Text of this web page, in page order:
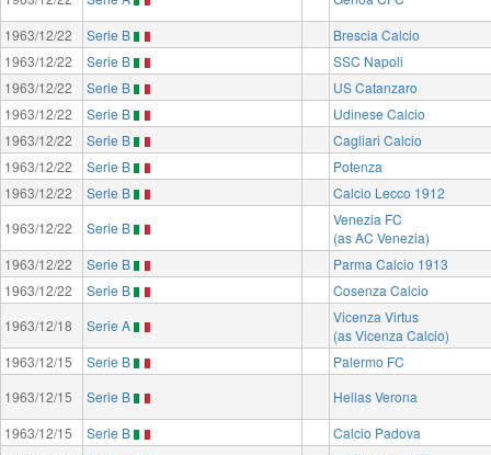
1963/12/22
Serie B
Brescia Calcio
1963/12/22
Serie B
SSC Napoli
1963/12/22
Serie B
US Catanzaro
1963/12/22
Serie B
Udinese Calcio
1963/12/22
Serie B
Cagliari Calcio
1963/12/22
Serie B
Potenza
1963/12/22
Serie B
Calcio Lecco 1912
1963/12/22
Serie B
Venezia FC
(as AC Venezia)
1963/12/22
Serie B
Parma Calcio 1913
1963/12/22
Serie B
Cosenza Calcio
1963/12/18
Serie A
Vicenza Virtus
(as Vicenza Calcio)
1963/12/15
Serie B
Palermo FC
1963/12/15
Serie B
Hellas Verona
1963/12/15
Serie B
Calcio Padova